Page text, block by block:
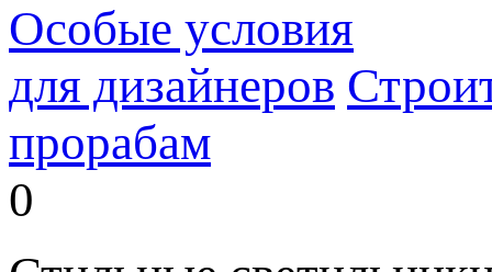
Особые условия
для дизайнеров
прорабам
0